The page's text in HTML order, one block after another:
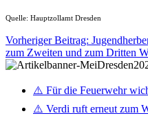
Quelle: Hauptzollamt Dresden
Vorheriger Beitrag:
zum Zweiten und zum Dritten
⚠️ Für die Feuerwehr
⚠️ Verdi ruft erneut zum